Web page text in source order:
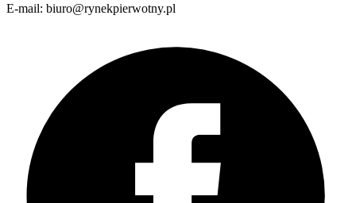
E-mail: biuro@rynekpierwotny.pl